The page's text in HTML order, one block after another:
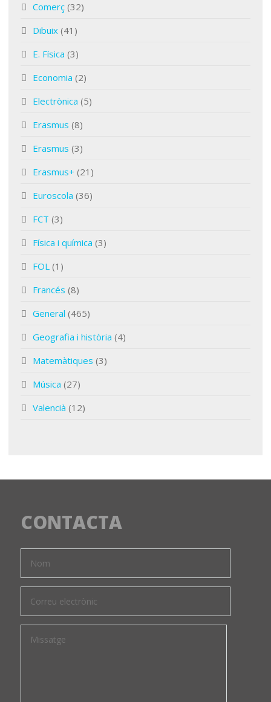
Comerç (32)
Dibuix (41)
E. Física (3)
Economia (2)
Electrònica (5)
Erasmus (8)
Erasmus (3)
Erasmus+ (21)
Euroscola (36)
FCT (3)
Física i química (3)
FOL (1)
Francés (8)
General (465)
Geografia i història (4)
Matemàtiques (3)
Música (27)
Valencià (12)
CONTACTA